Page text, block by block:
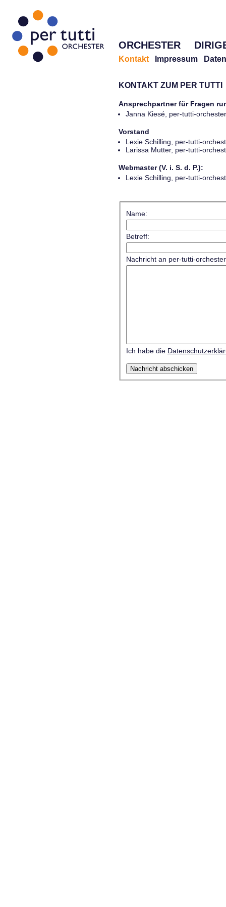
ORCHESTER
Kontakt Impressum
KONTAKT ZUM PER TUTTI
Ansprechpartner für Fragen
Janna Kiesé, per-tutti-
Vorstand
Lexie Schilling, per-tutti-
Larissa Mutter, per-tutti-
Webmaster (V. i. S. d. P.):
Lexie Schilling, per-tutti-
Name:
Betreff:
Nachricht an per-tutti-
Ich habe die